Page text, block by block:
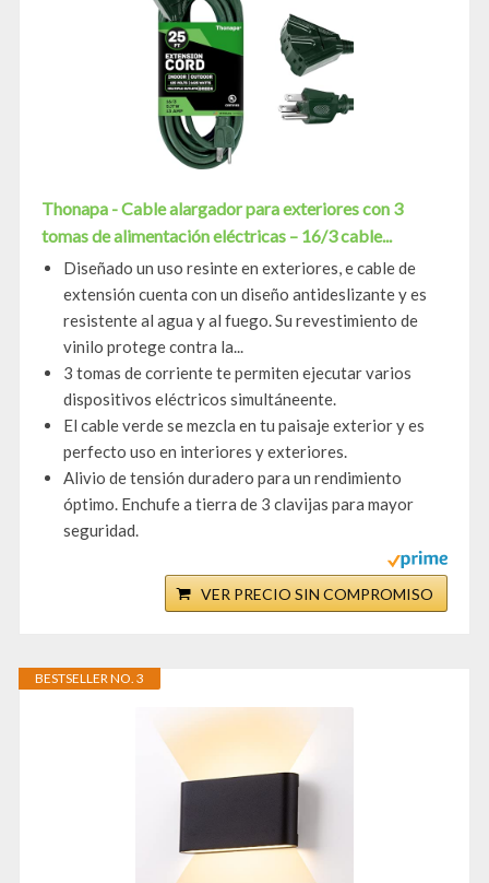
Thonapa - Cable alargador para exteriores con 3
tomas de alimentación eléctricas – 16/3 cable...
Diseñado un uso resinte en exteriores, e cable de
extensión cuenta con un diseño antideslizante y es
resistente al agua y al fuego. Su revestimiento de
vinilo protege contra la...
3 tomas de corriente te permiten ejecutar varios
dispositivos eléctricos simultáneente.
El cable verde se mezcla en tu paisaje exterior y es
perfecto uso en interiores y exteriores.
Alivio de tensión duradero para un rendimiento
óptimo. Enchufe a tierra de 3 clavijas para mayor
seguridad.
VER PRECIO SIN COMPROMISO
BESTSELLER NO. 3